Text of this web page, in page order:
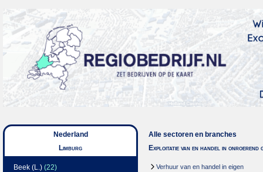
Nederland
Limburg
Beek (L.) (22)
Alle sectoren en branches
Exploitatie van en handel in onroerend
Verhuur van en handel in eigen